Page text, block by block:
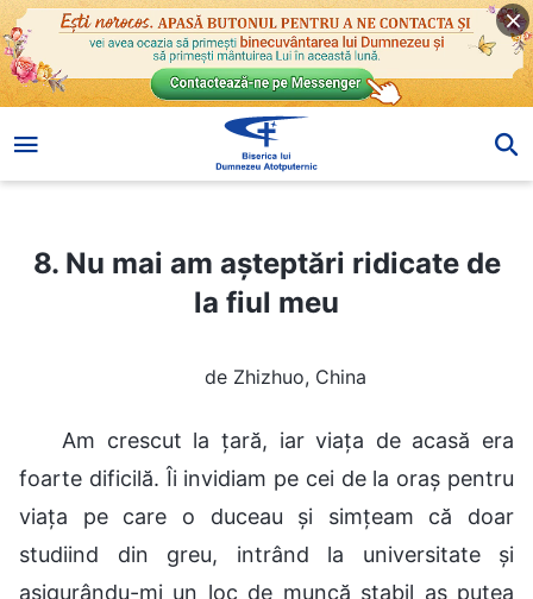
8. Nu mai am așteptări ridicate de la fiul meu
8. Nu mai am așteptări ridicate de
la fiul meu
de Zhizhuo, China
Am crescut la țară, iar viața de acasă era
foarte dificilă. Îi invidiam pe cei de la oraș pentru
viața pe care o duceau și simțeam că doar
studiind din greu, intrând la universitate și
asigurându-mi un loc de muncă stabil aș putea